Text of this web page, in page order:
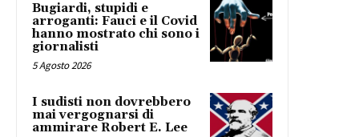
Bugiardi, stupidi e
arroganti: Fauci e il Covid
hanno mostrato chi sono i
giornalisti
5 Agosto 2026
I sudisti non dovrebbero
mai vergognarsi di
ammirare Robert E. Lee